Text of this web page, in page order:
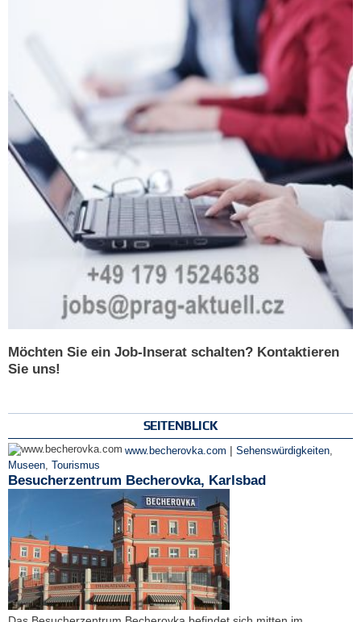
Möchten Sie ein Job-Inserat schalten? Kontaktieren
Sie uns!
SEITENBLICK
www.becherovka.com | Sehenswürdigkeiten
Museen Tourismus
Besucherzentrum Becherovka, Karlsbad